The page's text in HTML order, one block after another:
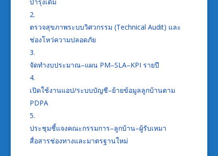
ตรวจสุขภาพระบบวิศวกรรม (Technical Audit) และ
ช่องโหว่ความปลอดภัย
จัดทำงบประมาณ–แผน PM–SLA–KPI รายปี
เปิดใช้งานแอป/ระบบบัญชี–ย้ายข้อมูลลูกบ้านตาม
PDPA
ประชุมชี้แจงคณะกรรมการ–ลูกบ้าน–ผู้รับเหมา
สื่อสารช่องทางและมาตรฐานใหม่